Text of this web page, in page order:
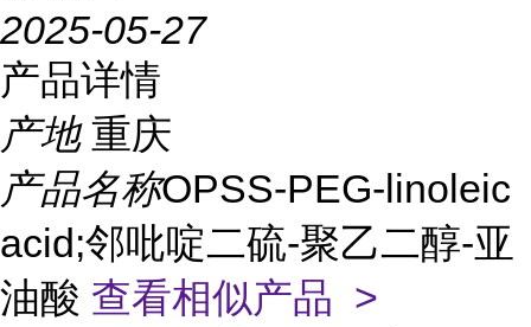
2025-05-27
产品详情
产地 重庆
产品名称OPSS-PEG-linoleic
acid;邻吡啶二硫-聚乙二醇-亚
油酸 查看相似产品 >